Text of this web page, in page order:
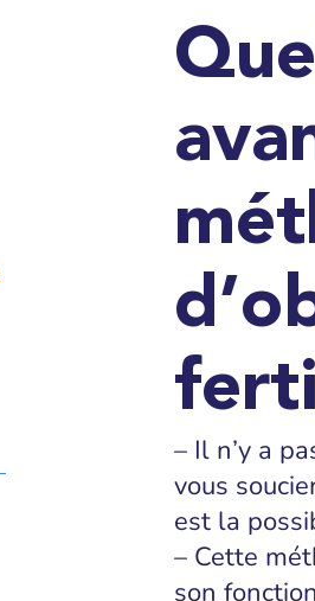
– Il n’y a
vous
est la
– Cette
son